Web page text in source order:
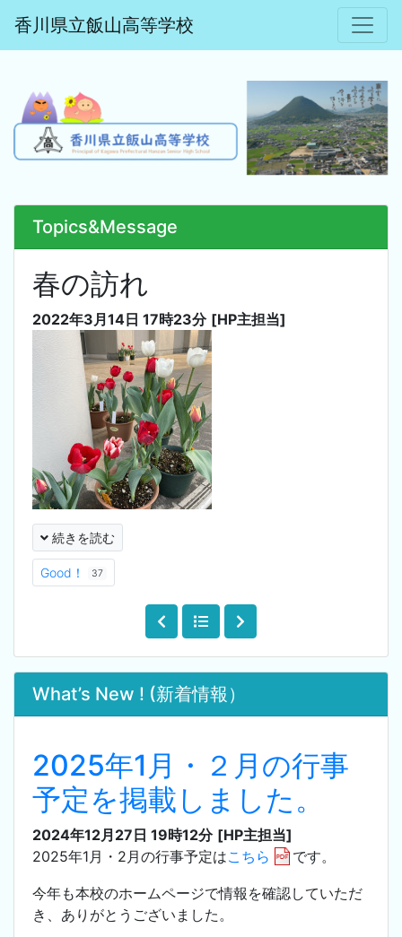
香川県立飯山高等学校
Topics&Message
春の訪れ
2022年3月14日 17時23分 [HP主担当]
続きを読む
Good！ 37
What’s New ! (新着情報）
2025年1月・２月の行事
予定を掲載しました。
2024年12月27日 19時12分 [HP主担当]
2025年1月・2月の行事予定はこちら です。
今年も本校のホームページで情報を確認していただ
き、ありがとうございました。